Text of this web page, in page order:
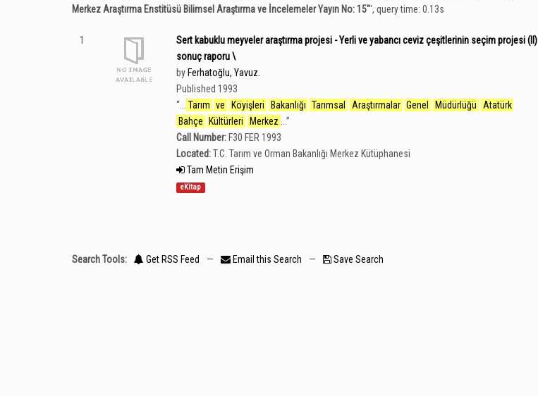
Merkez Araştırma Enstitüsü Bilimsel Araştırma ve İncelemeler Yayın No: 15"', query time: 0.13s
1
Sert kabuklu meyveler araştırma projesi - Yerli ve yabancı ceviz çeşitlerinin seçim projesi (II)
sonuç raporu \
by Ferhatoğlu, Yavuz.
Published 1993
“
Tarım ve Köyişleri Bakanlığı Tarımsal Araştırmalar Genel Müdürlüğü
Atatürk
Bahçe
Kültürleri Merkez
”
Call Number: F30 FER 1993
Located:T.C. Tarım ve Orman Bakanlığı Merkez Kütüphanesi
Tam Metin Erişim
eKitap
Search Tools: Get RSS Feed — Email this Search — Save Search